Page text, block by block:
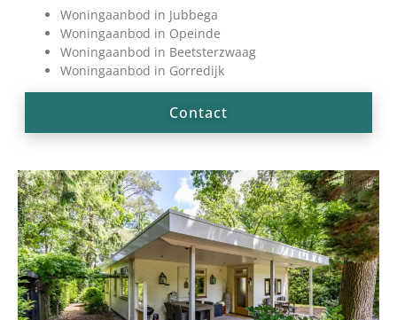
Woningaanbod in Jubbega
Woningaanbod in Opeinde
Woningaanbod in Beetsterzwaag
Woningaanbod in Gorredijk
Contact